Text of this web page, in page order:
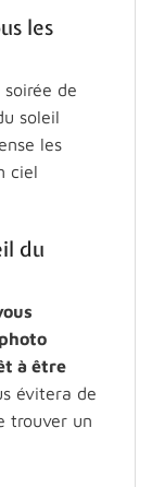
les
de
soleil
les
ciel
du
à être
évitera de
trouver un